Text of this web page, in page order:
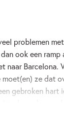
problemen
ook een ramp
naar Barcelona.
ze dat
gebroken hart